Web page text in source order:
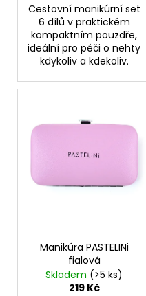
Cestovní manikúrní set
6 dílů v praktickém
kompaktním pouzdře,
ideální pro péči o nehty
kdykoliv a kdekoliv.
Manikúra PASTELINi
fialová
Skladem (>5 ks)
219 Kč